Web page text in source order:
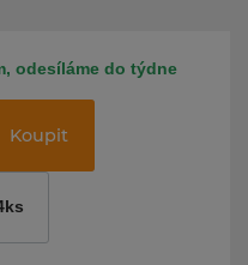
odesíláme do týdne
Koupit